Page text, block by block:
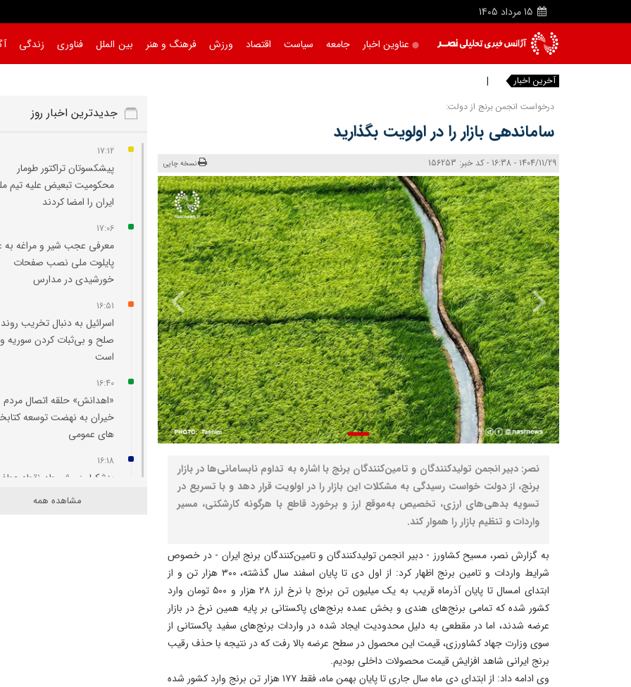
15 مرداد 1405
عناوین اخبار جامعه سیاست اقتصاد ورزش فرهنگ و هنر بین الملل فناوری زندگی
آخرین اخبار تصاویر
درخواست انجمن برنج از دولت:
ساماندهی بازار را در اولویت بگذارید
1404/11/29 - 16:38 - کد خبر: 156253 نسخه چاپی
نصر: دبیر انجمن تولیدکنندگان و تامین‌کنندگان برنج با اشاره به تداوم نابسامانی‌ها در بازار
برنج، از دولت خواست رسیدگی به مشکلات این بازار را در اولویت قرار دهد و با تسریع در
تسویه بدهی‌های ارزی، تخصیص به‌موقع ارز و برخورد قاطع با هرگونه کارشکنی، مسیر
واردات و تنظیم بازار را هموار کند.
به گزارش نصر، مسیح کشاورز - دبیر انجمن تولیدکنندگان و تامین‌کنندگان برنج ایران - در خصوص
شرایط واردات و تامین برنج اظهار کرد: از اول دی تا پایان اسفند سال گذشته، ۳۰۰ هزار تن و از
ابتدای امسال تا پایان آذرماه قریب به یک میلیون تن برنج با نرخ ارز ۲۸ هزار و ۵۰۰ تومان وارد
کشور شده که تمامی برنج‌های هندی و بخش عمده برنج‌های پاکستانی بر پایه همین نرخ در بازار
عرضه شدند، اما در مقطعی به دلیل محدودیت ایجاد شده در واردات برنج‌های سفید پاکستانی از
سوی وزارت جهاد کشاورزی، قیمت این محصول در سطح عرضه بالا رفت که در نتیجه با حذف رقیب
برنج‌ ایرانی شاهد افزایش قیمت محصولات داخلی بودیم.
وی ادامه داد: از ابتدای دی ماه سال جاری تا پایان بهمن ماه، فقط ۱۷۷ هزار تن برنج وارد کشور شده
جدیدترین اخبار روز
17:12
پیشکسوتان تراکتور طومار
محکومیت تبعیض علیه تیم
ایران را امضا کردند
17:06
معرفی عجب‌ شیر و مراغه به
پایلوت ملی نصب صفحات
خورشیدی در مدارس
16:51
اسرائیل به دنبال تخریب روند
صلح و بی‌ثبات کردن سوریه
است
16:40
«اهدانش» حلقه اتصال مردم
خیران به نهضت توسعه
های عمومی
16:18
پزشکیان: مشروطه نقطه
بیداری و آزادی‌ خواهی ملت
مشاهده همه